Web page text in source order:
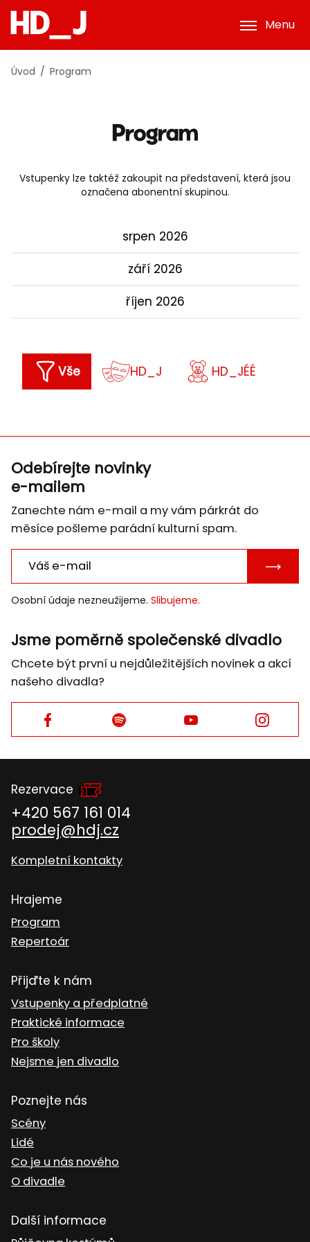
Menu
Úvod Program
Program
Vstupenky lze taktéž zakoupit na představení, která jsou
označena abonentní skupinou.
srpen 2026
září 2026
říjen 2026
Vše HD_J HD_JÉÉ
Odebírejte novinky
e-mailem
Zanechte nám e-mail a my vám párkrát do
měsíce pošleme parádní kulturní spam.
E-
Osobní údaje nezneužijeme. Slibujeme.
Jsme poměrně společenské divadlo
Chcete být první u nejdůležitějších novinek a akcí
našeho divadla?
Facebook Facebook Facebook Facebook
Rezervace
+420 567 161 014
prodej@hdj.cz
Kompletní kontakty
Hrajeme
Program
Repertoár
Přijďte k nám
Vstupenky a předplatné
Praktické informace
Pro školy
Nejsme jen divadlo
Poznejte nás
Scény
Lidé
Co je u nás nového
O divadle
Další informace